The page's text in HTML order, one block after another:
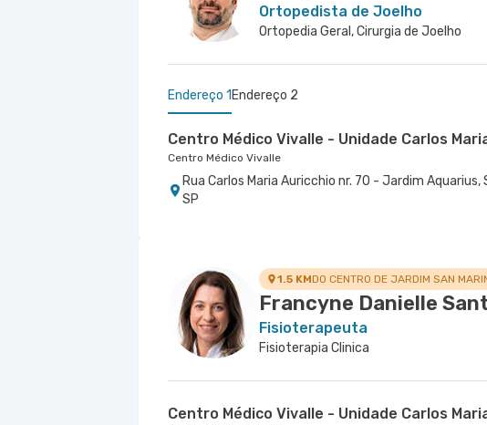
Ortopedista de Joelho
Ortopedia Geral, Cirurgia de Joelho
Endereço 1 Endereço 2
Centro Médico Vivalle - Unidade Carlos
Centro Médico Vivalle
Rua Carlos Maria Auricchio nr. 70 - Jardim Aquarius,
SP
1.5 KMDO CENTRO DE JARDIM SAN
Francyne Danielle
Fisioterapeuta
Fisioterapia Clinica
Centro Médico Vivalle - Unidade Carlos